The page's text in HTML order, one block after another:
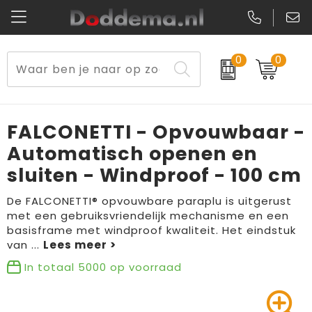
0 0
Paraplu's
Reisbenodigdheden
Aanstekers
Elektronica, Gadgets en USB
Fitness
Levensmiddelen
Veiligheidsvesten en Veiligheidshesjes
Schorten en Sloven
Veiligheidssignalering en Verlichting
Gereedschap
Handschoenen en Sjaals
Gilets
Sweaters
Kledingaccessoires
T-Shirts
Peuters en Baby's
Blazers
Schoenen
Lunchtassen
Opbergtassen
Schoenentassen
Golftassen
Aktetassen
Duffeltassen
FALCONETTI - Opvouwbaar -
Automatisch openen en
sluiten - Windproof - 100 cm
De FALCONETTI® opvouwbare paraplu is uitgerust
met een gebruiksvriendelijk mechanisme en een
basisframe met windproof kwaliteit. Het eindstuk
van ...
In totaal 5000 op voorraad